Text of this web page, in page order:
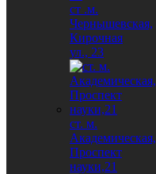
ст .м.
Чернышевская,
Кирочная
ул., 23
ст. м.
Академическая,
Проспект
науки,21